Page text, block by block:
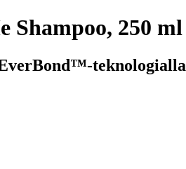
Shampoo, 250 ml
teknologialla